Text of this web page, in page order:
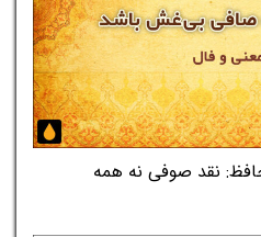
۱۵۹ دیوان حافظ: نقد صوفی نه همه